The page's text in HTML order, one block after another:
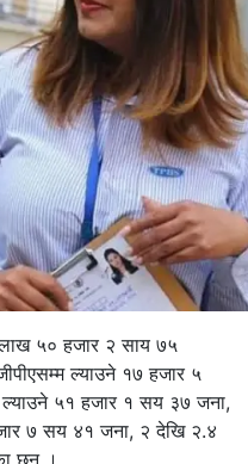
लाख ५० हजार २ साय ७५
ल्याउने १७ हजार ५
५१ हजार १ सय ३७ जना,
७ सय ४१ जना, २ देखि २.४